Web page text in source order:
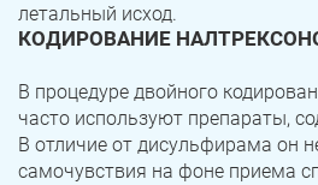
летальный исход.
КОДИРОВАНИЕ
В процедуре двойного
часто используют препараты,
В отличие от дисульфирама он
самочувствия на фоне приема